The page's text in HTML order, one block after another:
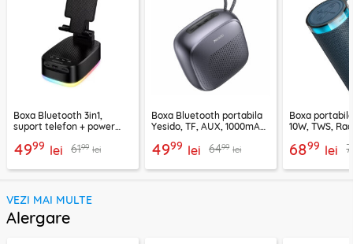
Boxa Bluetooth 3in1,
suport telefon + power
BR200
4999 lei 6199 lei
Boxa Bluetooth portabila
Yesido, TF, AUX, 1000mAh,
4999 lei 6499 lei
Boxa
10W, TWS,
6899 lei
VEZI MAI MULTE
Alergare